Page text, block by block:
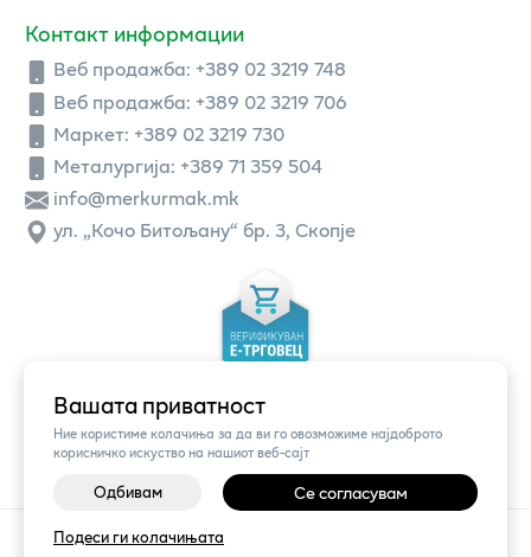
Вашата приватност
Ние користиме колачиња за да ви го овозможиме најдоброто
корисничко искуство на нашиот веб-сајт
Одбивам Се согласувам
Подеси ги колачињата
Контакт информации
Веб продажба: +389 02 3219 748
Веб продажба: +389 02 3219 706
Маркет: +389 02 3219 730
Металургија: +389 71 359 504
info@merkurmak.mk
ул. „Кочо Битољану“ бр. 3, Скопје
©2026